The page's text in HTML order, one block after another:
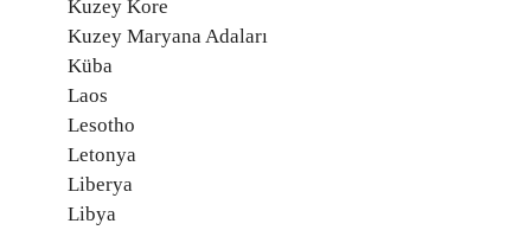
Kuzey Kore
Kuzey Maryana Adaları
Küba
Laos
Lesotho
Letonya
Liberya
Libya